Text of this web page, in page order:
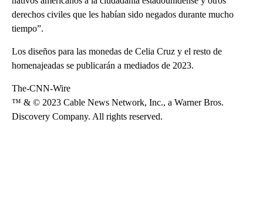
derechos civiles que les habían sido negados durante mucho
tiempo”.
Los diseños para las monedas de Celia Cruz y el resto de
homenajeadas se publicarán a mediados de 2023.
The-CNN-Wire
™ & © 2023 Cable News Network, Inc., a Warner Bros.
Discovery Company. All rights reserved.